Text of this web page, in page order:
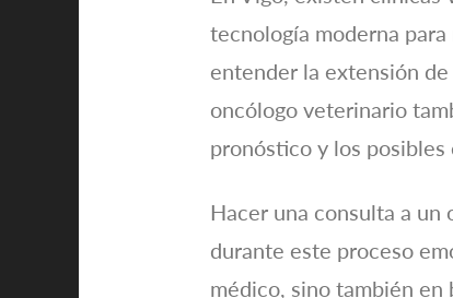
tecnología moderna
entender la extensión
oncólogo veterinario
pronóstico y los
Hacer una consulta a un
durante este proceso
médico, sino también en